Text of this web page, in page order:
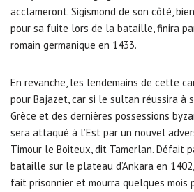
acclameront. Sigismond de son côté,
pour sa fuite lors de la bataille, finira
romain germanique en 1433.
En revanche, les lendemains de cette
pour Bajazet, car si le sultan réussira à
Grèce et des dernières possessions
sera attaqué à l’Est par un nouvel
Timour le Boiteux, dit Tamerlan. Défait
bataille sur le plateau d’Ankara en
fait prisonnier et mourra quelques mois